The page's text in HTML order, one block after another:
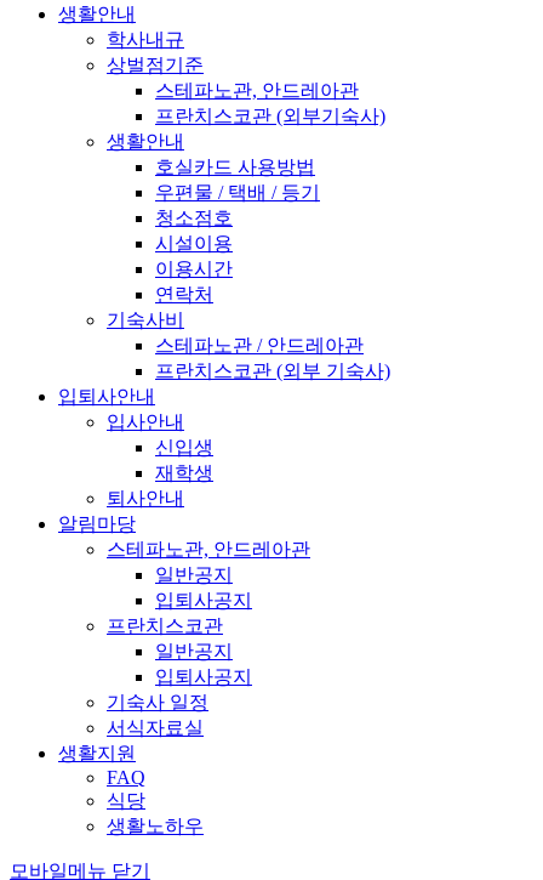
생활안내
학사내규
상벌점기준
스테파노관, 안드레아관
프란치스코관 (외부기숙사)
생활안내
호실카드 사용방법
우편물 / 택배 / 등기
청소점호
시설이용
이용시간
연락처
기숙사비
스테파노관 / 안드레아관
프란치스코관 (외부 기숙사)
입퇴사안내
입사안내
신입생
재학생
퇴사안내
알림마당
스테파노관, 안드레아관
일반공지
입퇴사공지
프란치스코관
일반공지
입퇴사공지
기숙사 일정
서식자료실
생활지원
FAQ
식당
생활노하우
모바일메뉴 닫기